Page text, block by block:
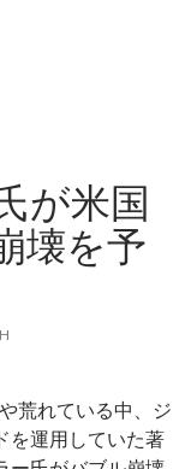
が米国
壊を予
荒れている中、ジ
を運用していた著